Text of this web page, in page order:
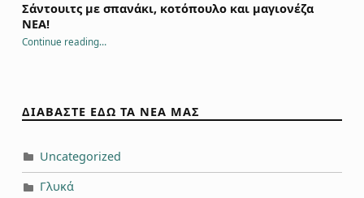
Σάντουιτς με σπανάκι, κοτόπουλο και μαγιονέζα
NEA!
Continue reading“Σάντουιτς με σπανάκι, κοτόπουλο και μαγιονέζα NEA!”
…
ΔΙΑΒΑΣΤΕ ΕΔΩ ΤΑ ΝΕΑ ΜΑΣ
Uncategorized
Γλυκά